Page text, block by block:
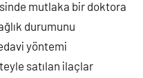
mutlaka bir doktora
durumunu
yöntemi
satılan ilaçlar